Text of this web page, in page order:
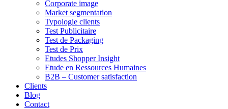
Corporate image
Market segmentation
Typologie clients
Test Publicitaire
Test de Packaging
Test de Prix
Etudes Shopper Insight
Etude en Ressources Humaines
B2B – Customer satisfaction
Clients
Blog
Contact